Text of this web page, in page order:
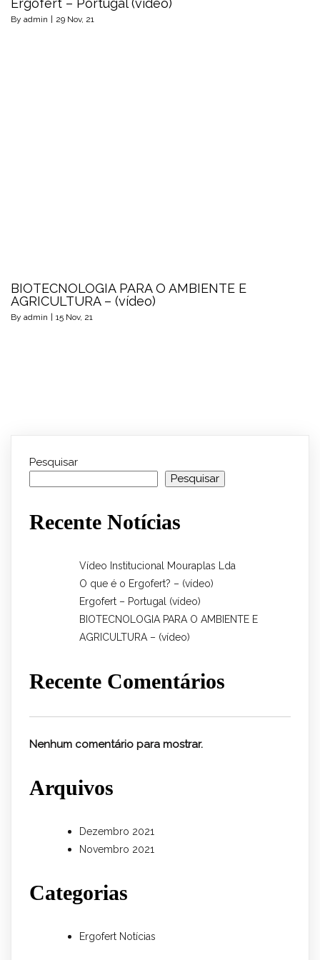
Ergofert – Portugal (vídeo)
By admin 29 Nov, 21
BIOTECNOLOGIA PARA O AMBIENTE E
AGRICULTURA – (vídeo)
By admin 15 Nov, 21
Pesquisar
Pesquisar
Recente Notícias
Vídeo Institucional Mouraplas Lda
O que é o Ergofert? – (vídeo)
Ergofert – Portugal (vídeo)
BIOTECNOLOGIA PARA O AMBIENTE E
AGRICULTURA – (vídeo)
Recente Comentários
Nenhum comentário para mostrar.
Arquivos
Dezembro 2021
Novembro 2021
Categorias
Ergofert Notícias